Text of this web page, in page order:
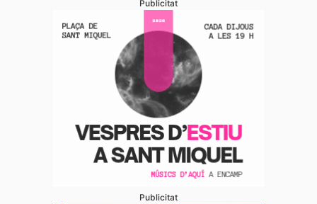
Publicitat
Publicitat